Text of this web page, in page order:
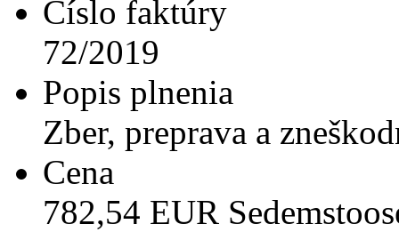
Číslo faktúry
72/2019
Popis plnenia
Zber, preprava a
Cena
782,54 EUR